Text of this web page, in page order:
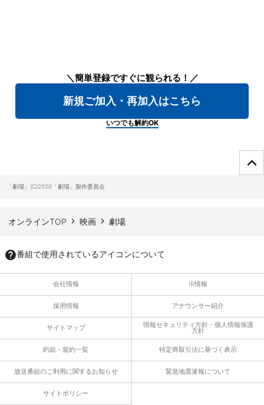
＼簡単登録ですぐに観られる！／
新規ご加入・再加入はこちら
いつでも解約OK
ページTOPへ
「劇場」(C)2020「劇場」製作委員会
オンラインTOP 映画 劇場
番組で使用されているアイコンについて
会社情報 IR情報
採用情報 アナウンサー紹介
サイトマップ 情報セキュリティ方針・個人情報保護
方針
約款・規約一覧 特定商取引法に基づく表示
放送番組のご利用に関するお知らせ 緊急地震速報について
サイトポリシー